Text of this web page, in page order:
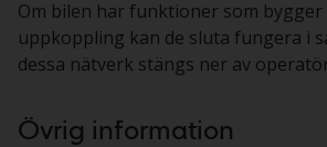
Om bilen har funktioner som bygger
uppkoppling kan de sluta fungera i
dessa nätverk stängs ner av
Övrig information